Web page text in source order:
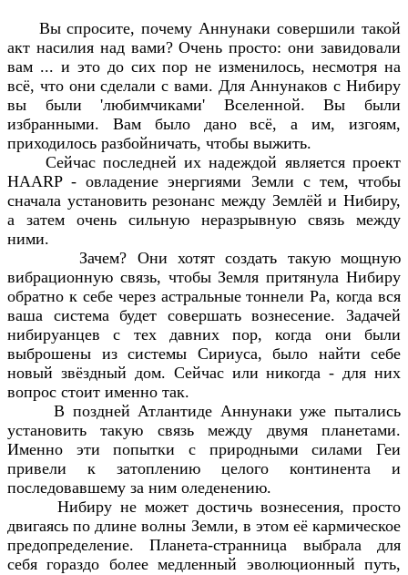
Вы спросите, почему Аннунаки совершили такой
акт насилия над вами? Очень просто: они завидовали
вам ... и это до сих пор не изменилось, несмотря на
всё, что они сделали с вами. Для Аннунаков с Нибиру
вы были 'любимчиками' Вселенной. Вы были
избранными. Вам было дано всё, а им, изгоям,
приходилось разбойничать, чтобы выжить.
Сейчас последней их надеждой является проект
HAARP - овладение энергиями Земли с тем, чтобы
сначала установить резонанс между Землёй и Нибиру,
а затем очень сильную неразрывную связь между
ними.
Зачем? Они хотят создать такую мощную
вибрационную связь, чтобы Земля притянула Нибиру
обратно к себе через астральные тоннели Ра, когда вся
ваша система будет совершать вознесение. Задачей
нибируанцев с тех давних пор, когда они были
выброшены из системы Сириуса, было найти себе
новый звёздный дом. Сейчас или никогда - для них
вопрос стоит именно так.
В поздней Атлантиде Аннунаки уже пытались
установить такую связь между двумя планетами.
Именно эти попытки с природными силами Геи
привели к затоплению целого континента и
последовавшему за ним оледенению.
Нибиру не может достичь вознесения, просто
двигаясь по длине волны Земли, в этом её кармическое
предопределение. Планета-странница выбрала для
себя гораздо более медленный эволюционный путь,